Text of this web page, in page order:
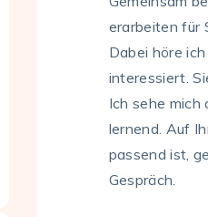
erarbeiten für
Dabei höre
interessiert.
Ich sehe mich
lernend. Auf
passend ist,
Gespräch.